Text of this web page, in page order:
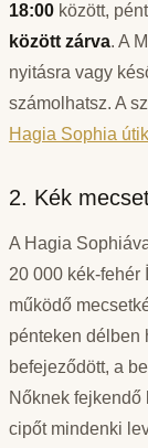
18:00 között,
között zárva. A
nyitásra vagy
számolhatsz. A
Hagia Sophia
2. Kék
A Hagia
20 000 kék-fehér
működő
pénteken délben
befejeződött, a
Nőknek fejkendő
cipőt mindenki